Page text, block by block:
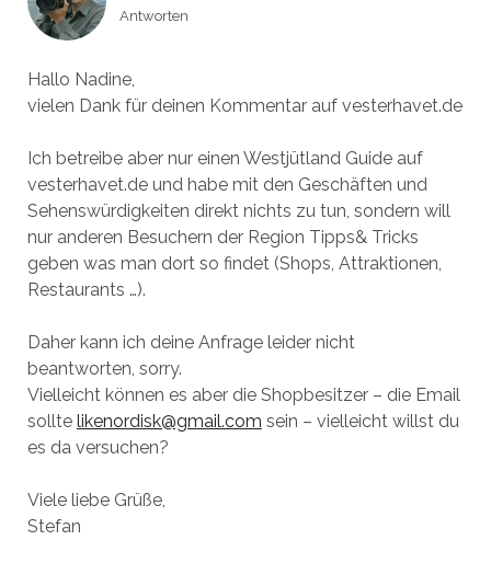
Antworten
Hallo Nadine,
vielen Dank für deinen Kommentar auf vesterhavet.de
Ich betreibe aber nur einen Westjütland Guide auf
vesterhavet.de und habe mit den Geschäften und
Sehenswürdigkeiten direkt nichts zu tun, sondern will
nur anderen Besuchern der Region Tipps& Tricks
geben was man dort so findet (Shops, Attraktionen,
Restaurants …).
Daher kann ich deine Anfrage leider nicht
beantworten, sorry.
Vielleicht können es aber die Shopbesitzer – die Email
sollte likenordisk@gmail.com sein – vielleicht willst du
es da versuchen?
Viele liebe Grüße,
Stefan